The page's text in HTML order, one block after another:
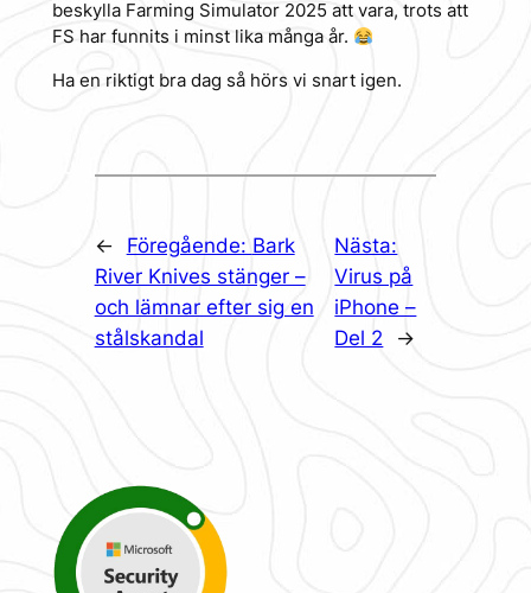
beskylla Farming Simulator 2025 att vara, trots att
FS har funnits i minst lika många år.
Ha en riktigt bra dag så hörs vi snart igen.
← Föregående: Bark
River Knives stänger –
och lämnar efter sig en
stålskandal
Nästa:
Virus på
iPhone –
Del 2
→